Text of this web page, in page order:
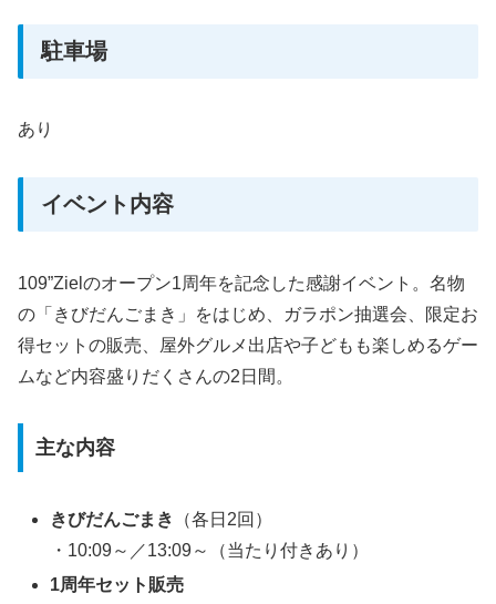
駐車場
あり
イベント内容
109”Zielのオープン1周年を記念した感謝イベント。名物
の「きびだんごまき」をはじめ、ガラポン抽選会、限定お
得セットの販売、屋外グルメ出店や子どもも楽しめるゲー
ムなど内容盛りだくさんの2日間。
主な内容
きびだんごまき
（各日2回）
・10:09～／13:09～（当たり付きあり）
1周年セット販売